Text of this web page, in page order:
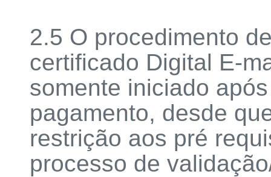
2.5 O procedimento
certificado Digital E-
somente iniciado
pagamento, desde
restrição aos pré
processo de